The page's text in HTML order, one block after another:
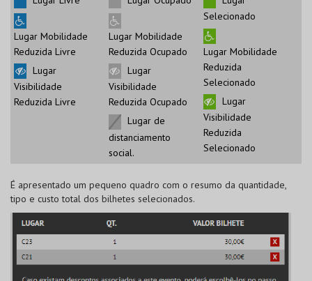
Lugar Mobilidade
Reduzida Livre
Lugar
Visibilidade
Reduzida Livre
Lugar Mobilidade
Reduzida Ocupado
Lugar
Visibilidade
Reduzida Ocupado
Lugar de
distanciamento
social.
Selecionado
Lugar Mobilidade
Reduzida
Selecionado
Lugar
Visibilidade
Reduzida
Selecionado
É apresentado um pequeno quadro com o resumo da quantidade,
tipo e custo total dos bilhetes selecionados.